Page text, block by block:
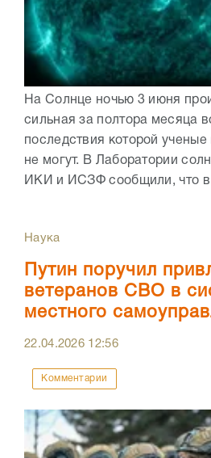
На Солнце ночью 3 июня
сильная за полтора месяца
последствия которой ученые
не могут. В Лаборатории
ИКИ и ИСЗФ сообщили, что в
Наука
Путин поручил
ветеранов СВО в
местного
22.04.2026 12:56
Комментарии